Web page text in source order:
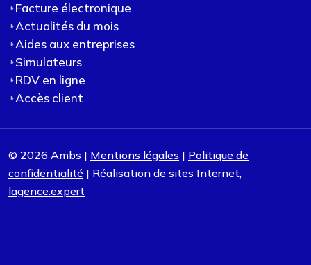
Facture électronique
Actualités du mois
Aides aux entreprises
Simulateurs
RDV en ligne
Accès client
© 2026 Ambs | Mentions légales | Politique de
confidentialité | Réalisation de sites Internet,
lagence.expert